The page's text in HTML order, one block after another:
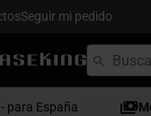
Seguir mi pedido
- para España